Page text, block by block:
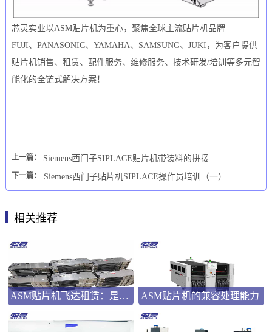
芯灵实业以ASM贴片机为重心，聚焦全球主流贴片机品牌——
FUJI、PANASONIC、YAMAHA、SAMSUNG、JUKI，为客户提供
贴片机销售、租赁、配件服务、维修服务、技术研发/培训等多元智
能化的全链式解决方案！
上一篇： Siemens西门子SIPLACE贴片机带装料的拼接
下一篇： Siemens西门子贴片机SIPLACE操作员培训（一）
相关推荐
ASM贴片机飞达租赁：是应急之选还是长远之策？ ASM贴片机的兼容处理能力